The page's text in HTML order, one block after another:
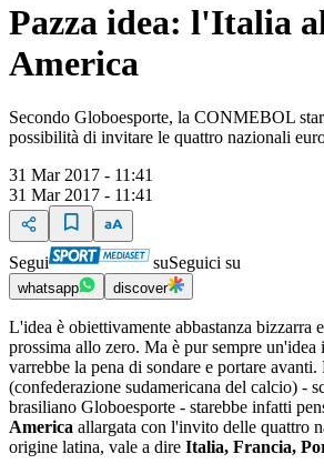
Pazza idea: l'Italia
America
Secondo Globoesporte, la CONMEBOL
possibilità di invitare le quattro nazionali
31 Mar 2017 - 11:41
31 Mar 2017 - 11:41
Segui suSeguici su
whatsapp discover
L'idea è obiettivamente abbastanza bizzarra
prossima allo zero. Ma è pur sempre un'idea
varrebbe la pena di sondare e portare avanti.
(confederazione sudamericana del calcio) -
brasiliano Globoesporte - starebbe infatti
America allargata con l'invito delle quattro
origine latina, vale a dire Italia, Francia,